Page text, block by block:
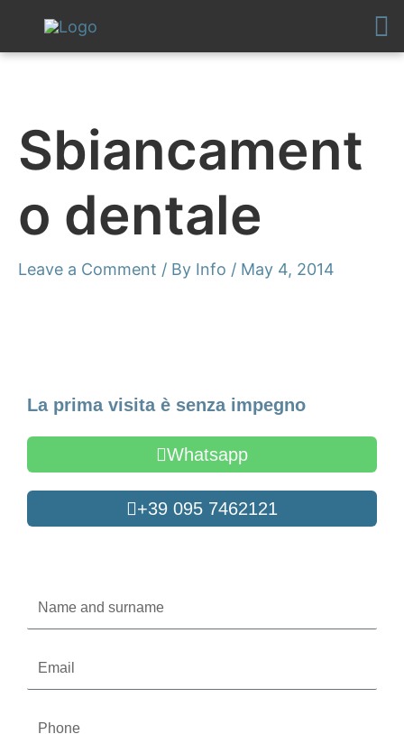
content
Sbiancament
o dentale
Leave a Comment / By Info / May 4, 2014
La prima visita è senza impegno
Whatsapp
+39 095 7462121
and
surname